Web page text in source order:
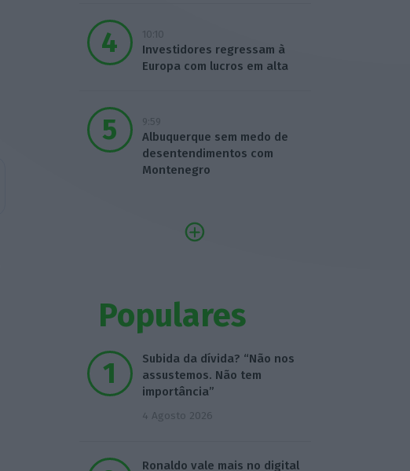
10:10
Investidores regressam à
Europa com lucros em alta
9:59
Albuquerque sem medo de
desentendimentos com
Montenegro
Populares
Subida da dívida? “Não nos
assustemos. Não tem
importância”
4 Agosto 2026
Ronaldo vale mais no digital